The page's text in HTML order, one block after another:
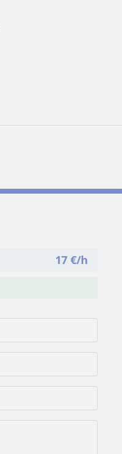
17 €/h